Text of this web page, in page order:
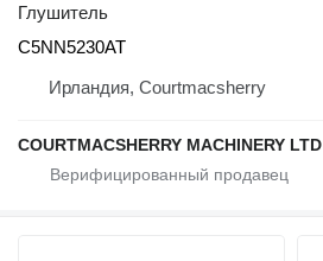
Глушитель
C5NN5230AT
Ирландия, Courtmacsherry
COURTMACSHERRY MACHINERY LTD